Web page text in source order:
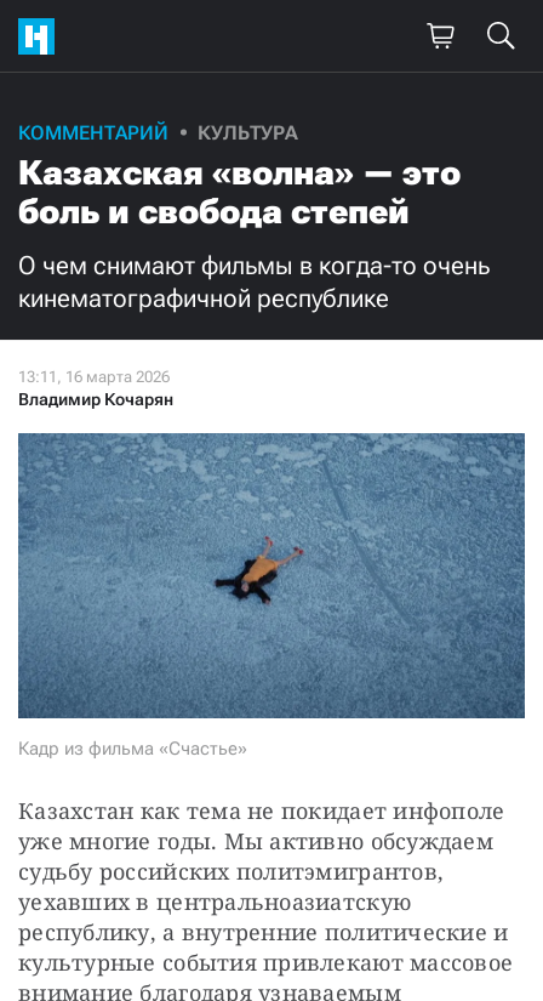
КОММЕНТАРИЙ КУЛЬТУРА
Казахская «волна» — это
боль и свобода степей
О чем снимают фильмы в когда-то очень
кинематографичной республике
Владимир Кочарян
Кадр из фильма «Счастье»
Казахстан как тема не покидает инфополе
уже многие годы. Мы активно обсуждаем
судьбу российских политэмигрантов,
уехавших в центральноазиатскую
республику, а внутренние политические и
культурные события привлекают массовое
внимание благодаря узнаваемым
Поддержите
нашу работу!
Ежемесячно Разово
3000 1000
Нажимая кнопку «Стать соучастником»,
я принимаю условия и подтверждаю свое гражданство РФ
СТАТЬ СОУЧАСТНИКОМ
ПОДЕЛИТЬСЯ С ДРУЗЬЯМИ
Если у вас есть вопросы, пишите donate@novayagazeta.ru или
звоните:
+7 (929) 612-03-68